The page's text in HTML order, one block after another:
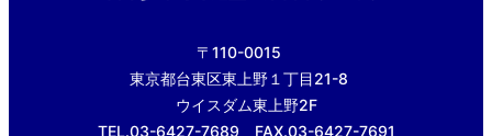
〒110-0015
東京都台東区東上野１丁目21-8
ウイスダム東上野2F
TEL.03-6427-7689 FAX.03-6427-7691